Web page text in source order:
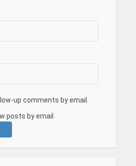
up comments by email.
posts by email.